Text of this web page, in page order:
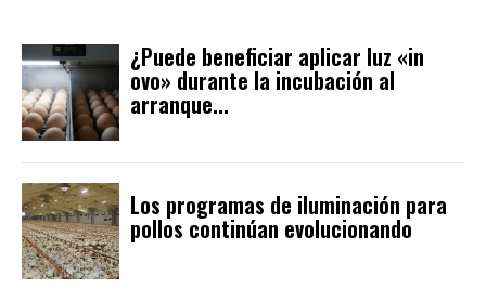
¿Puede beneficiar aplicar luz «in
ovo» durante la incubación al
arranque...
Los programas de iluminación para
pollos continúan evolucionando